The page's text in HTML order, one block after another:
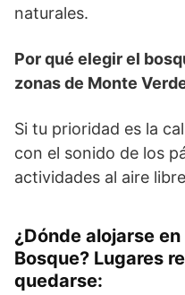
naturales.
Por qué elegir el
zonas de Monte
Si tu prioridad es la
con el sonido de los
actividades al aire
¿Dónde alojarse
Bosque? Lugares
quedarse: